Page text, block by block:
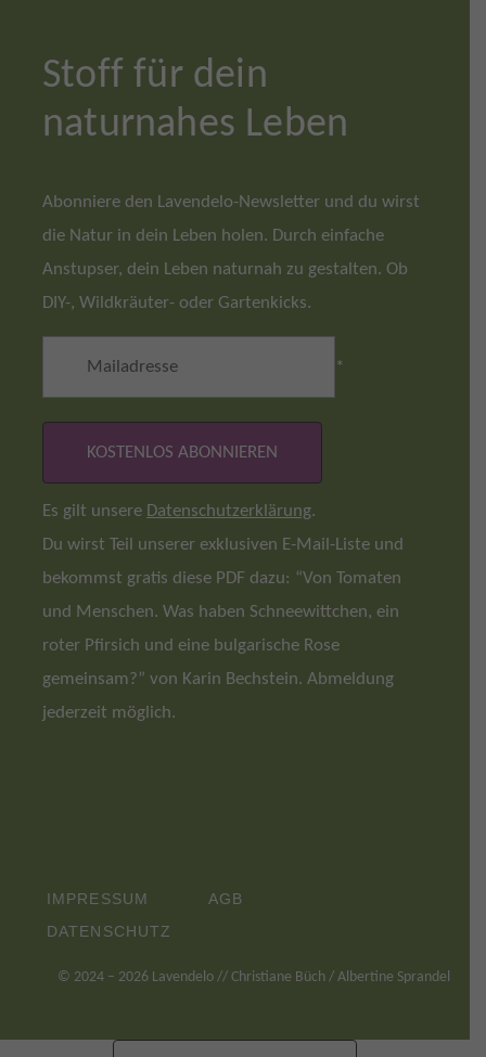
Stoff für dein
naturnahes Leben
Abonniere den Lavendelo-Newsletter und du wirst
die Natur in dein Leben holen. Durch einfache
Anstupser, dein Leben naturnah zu gestalten. Ob
DIY-, Wildkräuter- oder Gartenkicks.
*
Es gilt unsere Datenschutzerklärung.
Du wirst Teil unserer exklusiven E-Mail-Liste und
bekommst gratis diese PDF dazu: “Von Tomaten
und Menschen. Was haben Schneewittchen, ein
roter Pfirsich und eine bulgarische Rose
gemeinsam?” von Karin Bechstein. Abmeldung
jederzeit möglich.
IMPRESSUM
AGB
DATENSCHUTZ
© 2024 – 2026 Lavendelo // Christiane Büch / Albertine Sprandel